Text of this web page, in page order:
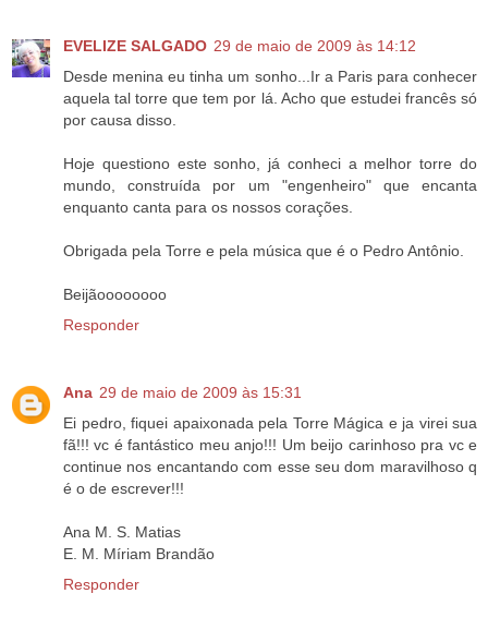
EVELIZE SALGADO 29 de maio de 2009 às 14:12
Desde menina eu tinha um sonho...Ir a Paris para conhecer
aquela tal torre que tem por lá. Acho que estudei francês só
por causa disso.
Hoje questiono este sonho, já conheci a melhor torre do
mundo, construída por um "engenheiro" que encanta
enquanto canta para os nossos corações.
Obrigada pela Torre e pela música que é o Pedro Antônio.
Beijãoooooooo
Responder
Ana 29 de maio de 2009 às 15:31
Ei pedro, fiquei apaixonada pela Torre Mágica e ja virei sua
fã!!! vc é fantástico meu anjo!!! Um beijo carinhoso pra vc e
continue nos encantando com esse seu dom maravilhoso q
é o de escrever!!!
Ana M. S. Matias
E. M. Míriam Brandão
Responder